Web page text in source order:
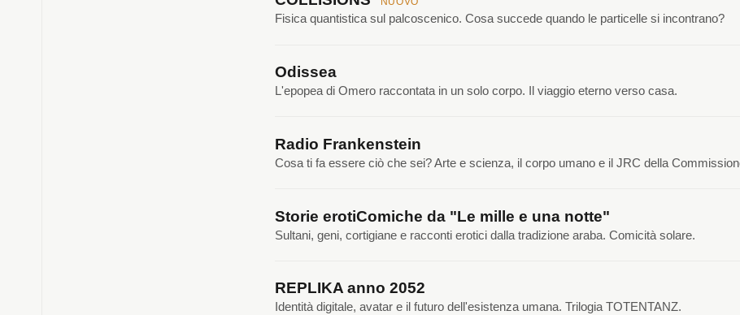
Fisica quantistica sul palcoscenico. Cosa succede quando le particelle si incontrano?
Odissea
L'epopea di Omero raccontata in un solo corpo. Il viaggio eterno verso casa.
Radio Frankenstein
Cosa ti fa essere ciò che sei? Arte e scienza, il corpo umano e il JRC della
Storie erotiComiche da "Le mille e una notte"
Sultani, geni, cortigiane e racconti erotici dalla tradizione araba. Comicità solare.
REPLIKA anno 2052
Identità digitale, avatar e il futuro dell'esistenza umana. Trilogia TOTENTANZ.